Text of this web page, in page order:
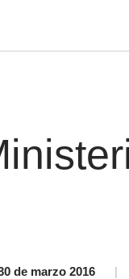
de marzo 2016 |